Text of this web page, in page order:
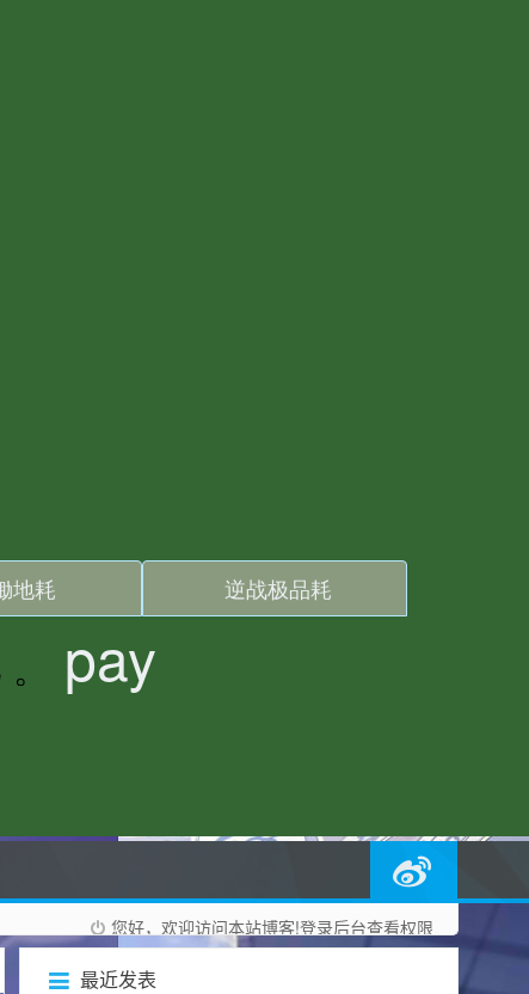
您好，欢迎访问本站博客!登录后台查看权限
最近发表